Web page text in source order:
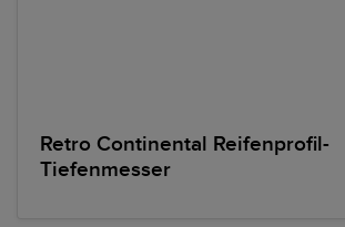
Retro Continental Reifenprofil-
Tiefenmesser